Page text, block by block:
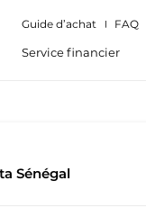
Guide d’achat FAQ
Service financier
Sénégal